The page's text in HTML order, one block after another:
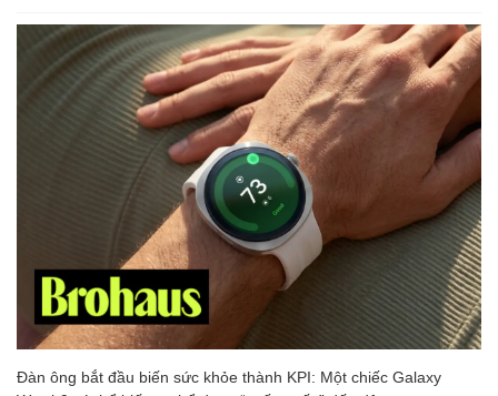
Đàn ông bắt đầu biến sức khỏe thành KPI: Một chiếc Galaxy